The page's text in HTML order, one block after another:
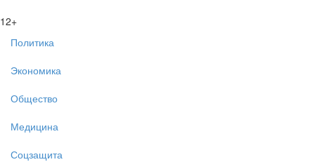
12+
Политика
Экономика
Общество
Медицина
Соцзащита